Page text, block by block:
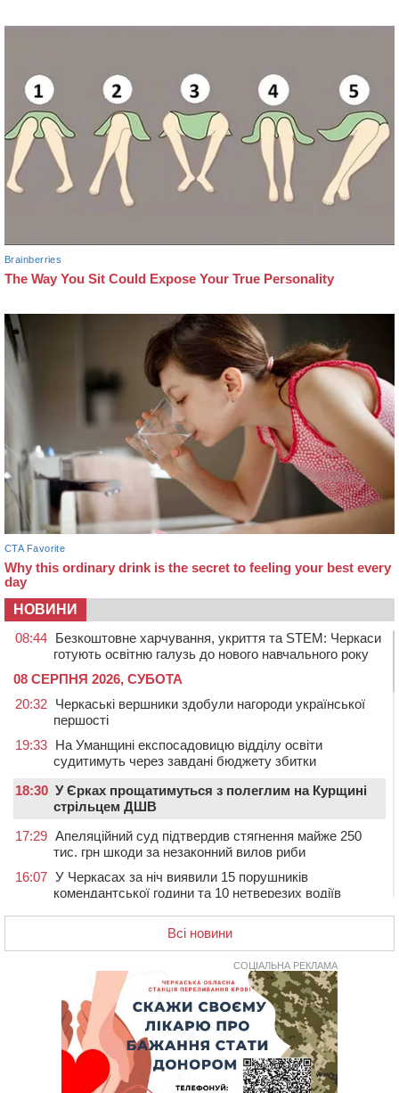
НОВИНИ
08:44 Безкоштовне харчування, укриття та STEM: Черкаси
готують освітню галузь до нового навчального року
08 СЕРПНЯ 2026, СУБОТА
20:32 Черкаські вершники здобули нагороди української
першості
19:33 На Уманщині експосадовицю відділу освіти
судитимуть через завдані бюджету збитки
18:30 У Єрках прощатимуться з полеглим на Курщині
стрільцем ДШВ
17:29 Апеляційний суд підтвердив стягнення майже 250
тис. грн шкоди за незаконний вилов риби
16:07 У Черкасах за ніч виявили 15 порушників
комендантської години та 10 нетверезих водіїв
15:12 На Золотоніщині водійка збила пішохода, який
На Черкащині прокуратура через суд вимагає взяти
під охорону 188-річну церкву
У Смілі біля магазину під колесами вантажівки
загинула жінка
У Черкасах пропонують для приватизації
п’ятиповерховий об’єкт у центрі міста
Не вистачає стажу для пенсії: як його докупити та що
Всі новини
СОЦІАЛЬНА РЕКЛАМА